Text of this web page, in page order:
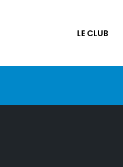
LE CLUB